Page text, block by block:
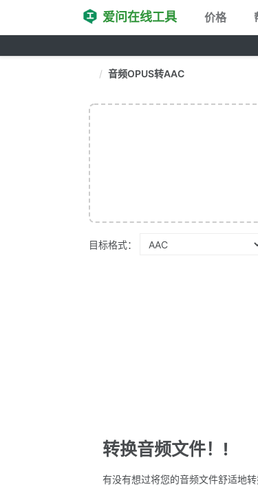
爱问在线工具 价格
音频OPUS转AAC
目标格式：
转换音频文件！!
有没有想过将您的音频文件舒适地转